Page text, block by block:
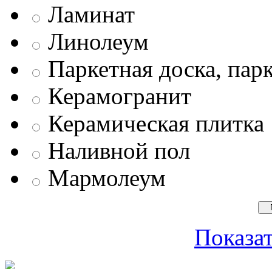
Ламинат
Линолеум
Паркетная доска,
Керамогранит
Керамическая плитка
Наливной пол
Мармолеум